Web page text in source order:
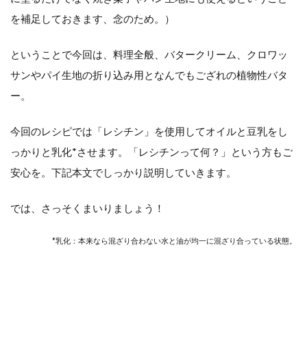
を補足しておきます、念のため。）
ということで今回は、料理全般、バタークリーム、クロワッ
サンやパイ生地の折り込み用となんでもござれの植物性バタ
ー。
今回のレシピでは「レシチン」を使用してオイルと豆乳をし
っかりと乳化*させます。「レシチンって何？」という方もご
安心を。下記本文でしっかり説明していきます。
では、さっそくまいりましょう！
*乳化：本来なら混ざり合わない水と油が均一に混ざり合っている状態。